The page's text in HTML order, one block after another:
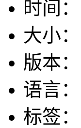
时间：
大小：
版本：
语言：
标签：